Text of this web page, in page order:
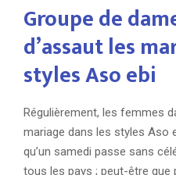
Groupe de
d’assaut les
styles Aso ebi
Régulièrement, les femmes
mariage dans les styles Aso
qu’un samedi passe sans
tous les pays ; peut-être que